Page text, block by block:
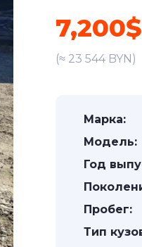
7,200$
(≈ 23 544 BYN)
Марка:
Модель:
Год
Пробег:
Тип